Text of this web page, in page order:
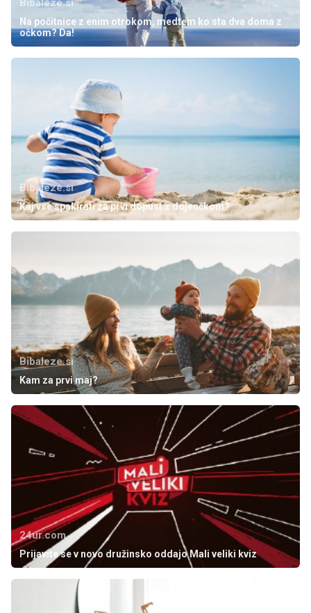
Bibaleze.si
Na počitnice z enim otrokom, medtem ko sta dva doma z
očkom? Da!
Bibaleze.si
Kaj vse spakirati za prvi dopust z dojenčkom?
Bibaleze.si
Kam za prvi maj?
24ur.com
Prijavite se v novo družinsko oddajo Mali veliki kviz